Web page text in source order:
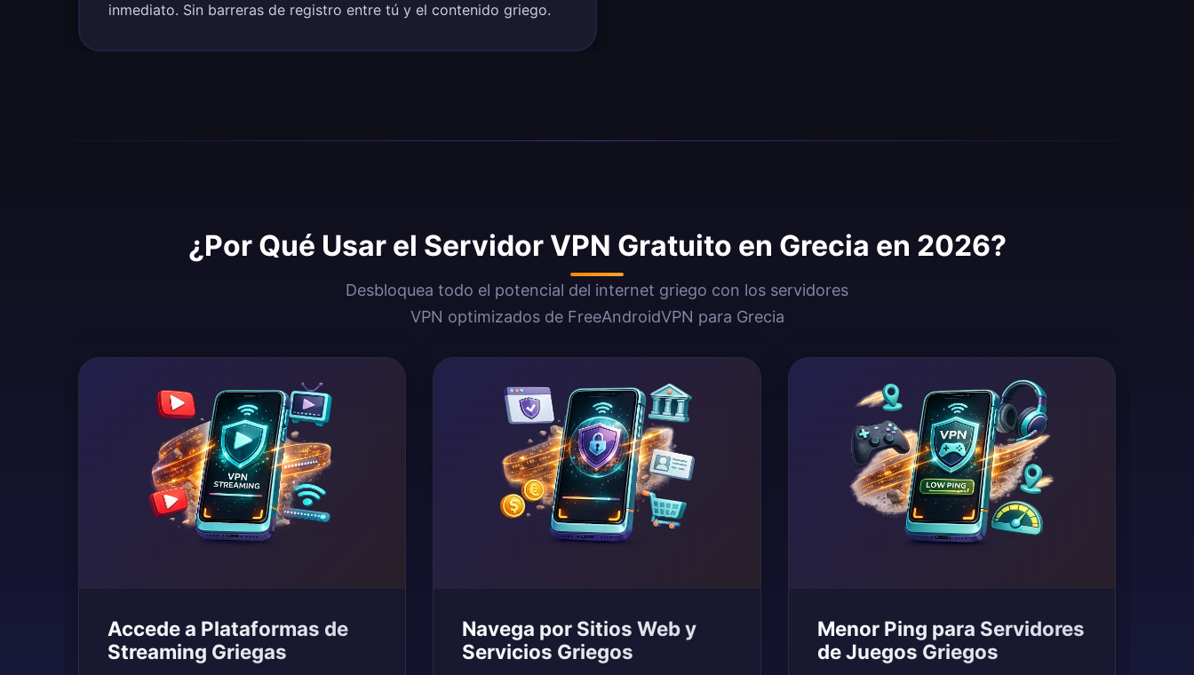
inmediato. Sin barreras de registro entre tú y el contenido griego.
¿Por Qué Usar el Servidor VPN Gratuito en Grecia en 2026?
Desbloquea todo el potencial del internet griego con los servidores
VPN optimizados de FreeAndroidVPN para Grecia
Accede a Plataformas de
Streaming Griegas
Navega por Sitios Web y
Servicios Griegos
Menor Ping para Servidores
de Juegos Griegos